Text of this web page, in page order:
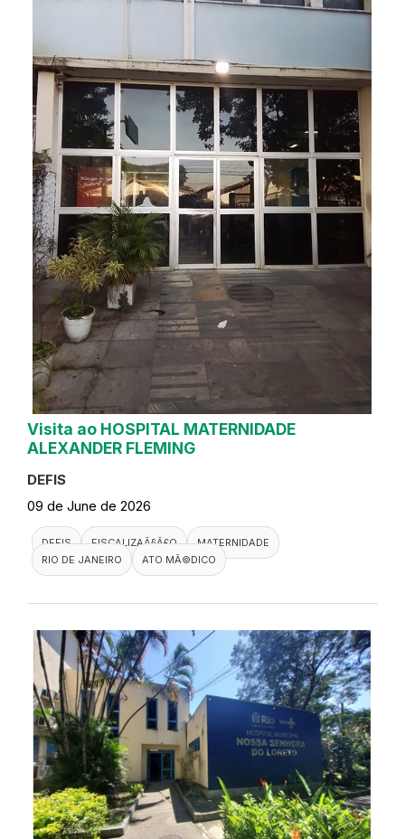
Visita ao HOSPITAL MATERNIDADE
ALEXANDER FLEMING
DEFIS
09 de June de 2026
DEFIS FISCALIZAÃ§Ã£O
MATERNIDADE
RIO DE JANEIRO
ATO MÃ©DICO